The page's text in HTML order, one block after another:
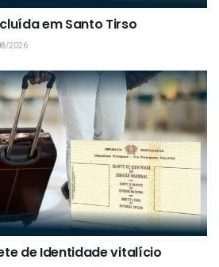
em Santo Tirso
2026
de Identidade vitalício